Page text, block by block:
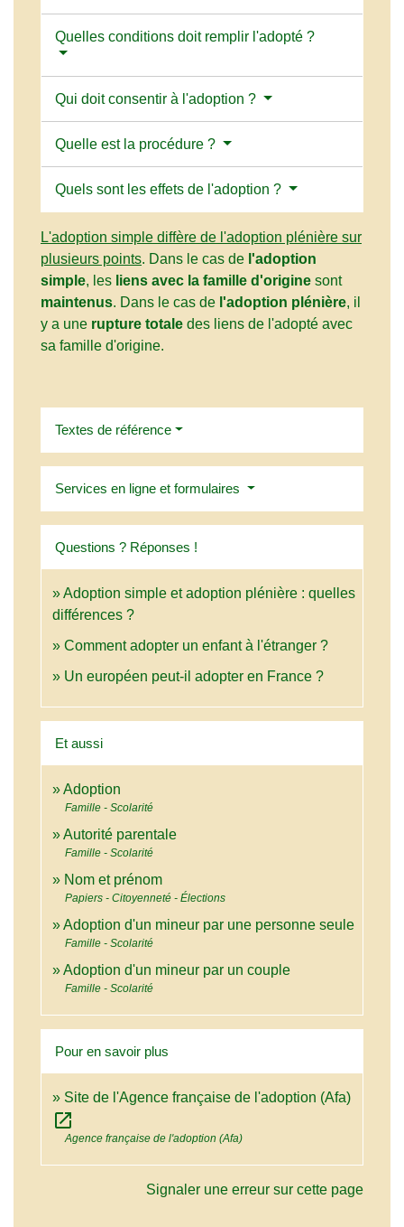
Quelles conditions doit remplir l'adopté ?
Qui doit consentir à l'adoption ?
Quelle est la procédure ?
Quels sont les effets de l'adoption ?
L'adoption simple diffère de l'adoption plénière sur
plusieurs points. Dans le cas de l'adoption
simple, les liens avec la famille d'origine sont
maintenus. Dans le cas de l'adoption plénière, il
y a une rupture totale des liens de l'adopté avec
sa famille d'origine.
Textes de référence
Services en ligne et formulaires
Questions ? Réponses !
Adoption simple et adoption plénière : quelles
différences ?
Comment adopter un enfant à l'étranger ?
Un européen peut-il adopter en France ?
Et aussi
Adoption
Famille - Scolarité
Autorité parentale
Famille - Scolarité
Nom et prénom
Papiers - Citoyenneté - Élections
Adoption d'un mineur par une personne seule
Famille - Scolarité
Adoption d'un mineur par un couple
Famille - Scolarité
Pour en savoir plus
Site de l'Agence française de l'adoption (Afa)
open_in_new
Agence française de l'adoption (Afa)
Signaler une erreur sur cette page